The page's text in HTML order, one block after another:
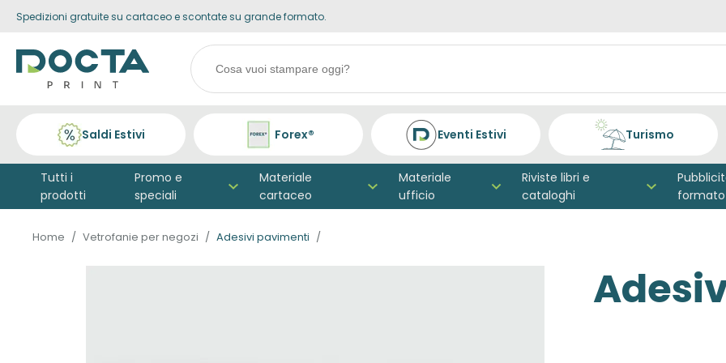
Skip to
Spedizioni gratuite su cartaceo e scontate su grande formato.
Search
products
Saldi Estivi Forex® Eventi Estivi Turismo
Tutti i
prodotti
Promo e
speciali
Materiale
cartaceo
Materiale
ufficio
Riviste libri e
cataloghi
formato
Home Vetrofanie per negozi Adesivi pavimenti